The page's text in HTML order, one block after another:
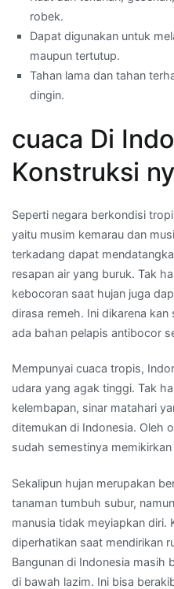
robek.
Dapat digunakan untuk
maupun tertutup.
Tahan lama dan tahan
dingin.
cuaca Di
Konstruksi
Seperti negara berkondisi
yaitu musim kemarau dan
terkadang dapat
resapan air yang buruk. Tak
kebocoran saat hujan juga
dirasa remeh. Ini dikarena
ada bahan pelapis antibocor
Mempunyai cuaca tropis,
udara yang agak tinggi. Tak
kelembapan, sinar matahari
ditemukan di Indonesia. Oleh
sudah semestinya
Sekalipun hujan merupakan
tanaman tumbuh subur,
manusia tidak meyiapkan diri.
diperhatikan saat mendirikan
Bangunan di Indonesia masih
di bawah lazim. Ini bisa